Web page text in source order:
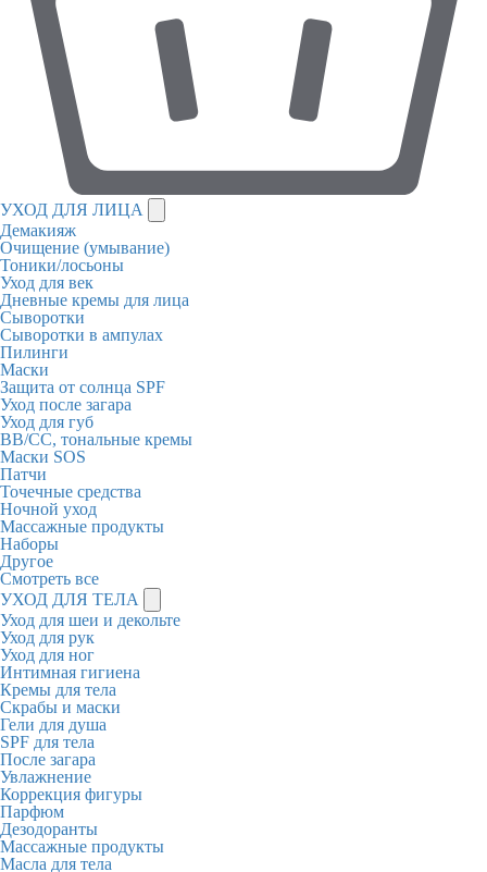
УХОД ДЛЯ ЛИЦА
Демакияж
Очищение (умывание)
Тоники/лосьоны
Уход для век
Дневные кремы для лица
Сыворотки
Сыворотки в ампулах
Пилинги
Маски
Защита от солнца SPF
Уход после загара
Уход для губ
BB/CC, тональные кремы
Маски SOS
Патчи
Точечные средства
Ночной уход
Массажные продукты
Наборы
Другое
Смотреть все
УХОД ДЛЯ ТЕЛА
Уход для шеи и декольте
Уход для рук
Уход для ног
Интимная гигиена
Кремы для тела
Скрабы и маски
Гели для душа
SPF для тела
После загара
Увлажнение
Коррекция фигуры
Парфюм
Дезодоранты
Массажные продукты
Масла для тела